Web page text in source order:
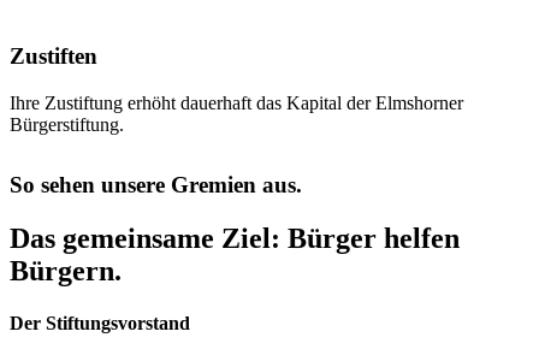
Zustiften
Ihre Zustiftung erhöht dauerhaft das Kapital der Elmshorner
Bürgerstiftung.
So sehen unsere Gremien aus.
Das gemeinsame Ziel: Bürger helfen
Bürgern.
Der Stiftungsvorstand